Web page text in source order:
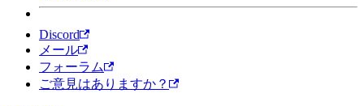
Discord
メール
フォーラム
ご意見はありますか？